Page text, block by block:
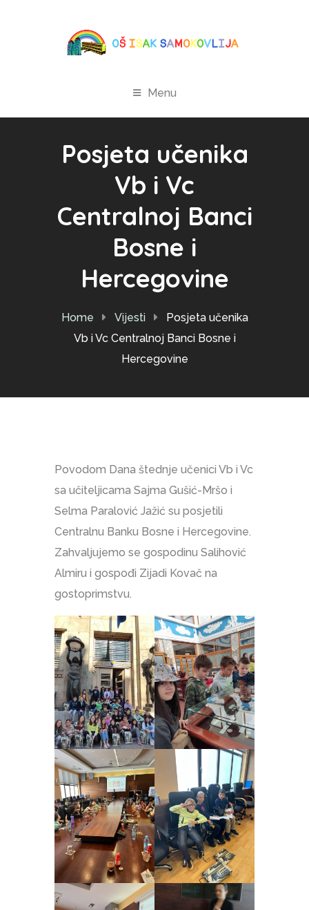
Menu
Posjeta učenika
Vb i Vc
Centralnoj Banci
Bosne i
Hercegovine
Home Vijesti
Posjeta učenika
Vb i Vc Centralnoj Banci Bosne i
Hercegovine
Povodom Dana štednje učenici Vb i Vc
sa učiteljicama Sajma Gušić-Mršo i
Selma Paralović Jažić su posjetili
Centralnu Banku Bosne i Hercegovine.
Zahvaljujemo se gospodinu Salihović
Almiru i gospođi Zijadi Kovač na
gostoprimstvu.